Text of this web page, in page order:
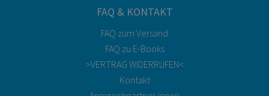
FAQ & KONTAKT
FAQ zum Versand
FAQ zu E-Books
>VERTRAG WIDERRUFEN<
Kontakt